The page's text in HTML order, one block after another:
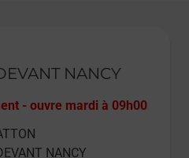
NANCY
- ouvre mardi à 09h00
NANCY